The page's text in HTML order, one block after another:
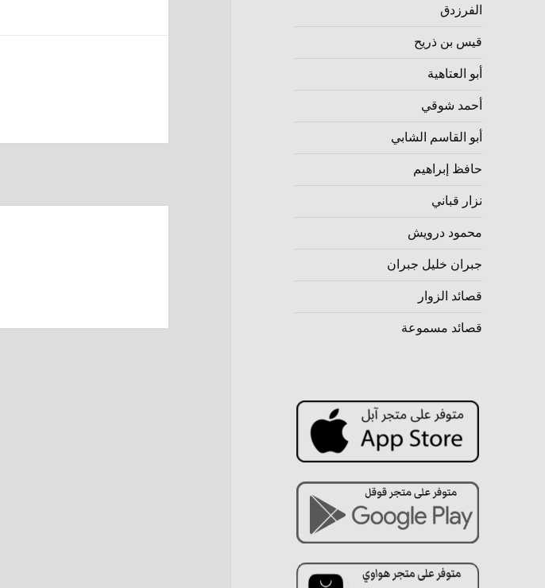
الفرزدق
قيس بن ذريح
أبو العتاهية
أحمد شوقي
أبو القاسم الشابي
حافظ إبراهيم
نزار قباني
محمود درويش
جبران خليل جبران
قصائد الزوار
قصائد مسموعة